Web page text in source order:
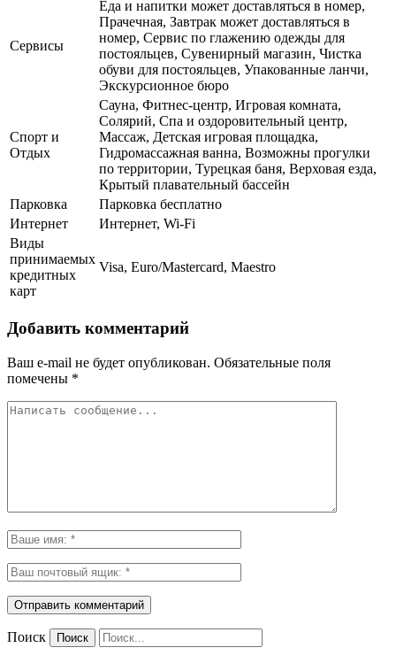
Сервисы
Еда и напитки может доставляться в номер,
Прачечная, Завтрак может доставляться в
номер, Сервис по глажению одежды для
постояльцев, Сувенирный магазин, Чистка
обуви для постояльцев, Упакованные ланчи,
Экскурсионное бюро
Спорт и
Отдых
Сауна, Фитнес-центр, Игровая комната,
Солярий, Спа и оздоровительный центр,
Массаж, Детская игровая площадка,
Гидромассажная ванна, Возможны прогулки
по территории, Турецкая баня, Верховая езда,
Крытый плавательный бассейн
Парковка
Парковка бесплатно
Интернет
Интернет, Wi-Fi
Виды
принимаемых
кредитных
карт
Visa, Euro/Mastercard, Maestro
Добавить комментарий
Ваш e-mail не будет опубликован. Обязательные поля
помечены *
Поиск